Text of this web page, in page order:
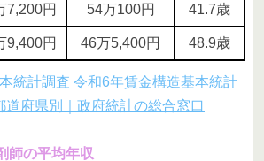
7,200円 54万100円 41.7歳
9,400円 46万5,400円 48.9歳
統計調査 令和6年賃金構造基本統計
道府県別｜政府統計の総合窓口
師の平均年収